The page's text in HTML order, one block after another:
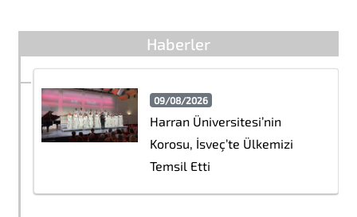
Haberler
09/08/2026
Harran Üniversitesi’nin
Korosu, İsveç’te Ülkemizi
Temsil Etti